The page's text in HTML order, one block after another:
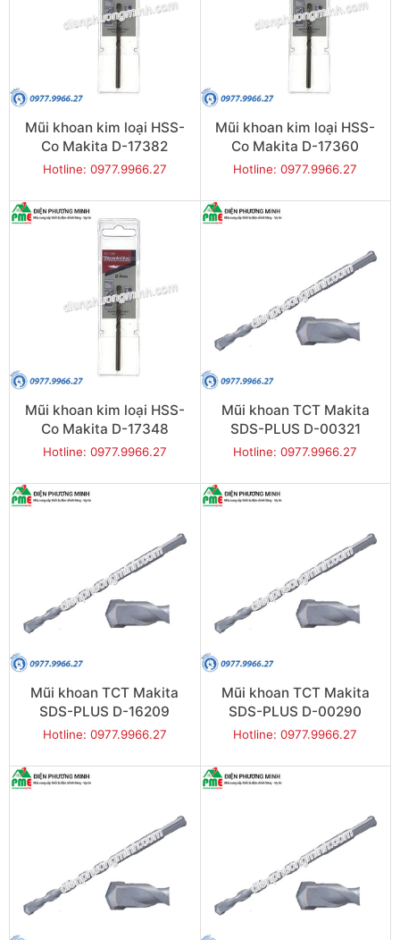
Mũi khoan kim loại HSS-
Co Makita D-17382
(6x93mm)
Hotline: 0977.9966.27
Mũi khoan kim loại HSS-
Co Makita D-17360
(5x86mm)
Hotline: 0977.9966.27
Mũi khoan kim loại HSS-
Co Makita D-17348
(4x75mm)
Hotline: 0977.9966.27
Mũi khoan TCT Makita
SDS-PLUS D-00321
(18x210mm)
Hotline: 0977.9966.27
Mũi khoan TCT Makita
SDS-PLUS D-16209
(18x160mm)
Hotline: 0977.9966.27
Mũi khoan TCT Makita
SDS-PLUS D-00290
(16x210mm)
Hotline: 0977.9966.27